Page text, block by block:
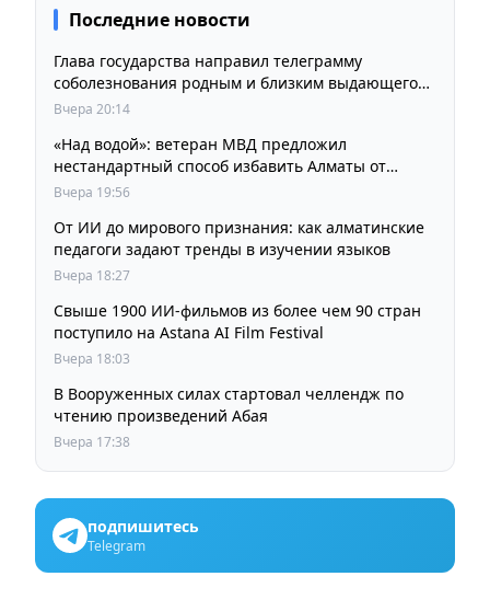
Последние новости
Глава государства направил телеграмму
соболезнования родным и близким выдающегося
кинорежиссера Ардака Амиркулова
Вчера 20:14
«Над водой»: ветеран МВД предложил
нестандартный способ избавить Алматы от
пробок и смога
Вчера 19:56
От ИИ до мирового признания: как алматинские
педагоги задают тренды в изучении языков
Вчера 18:27
Свыше 1900 ИИ-фильмов из более чем 90 стран
поступило на Astana AI Film Festival
Вчера 18:03
В Вооруженных силах стартовал челлендж по
чтению произведений Абая
Вчера 17:38
подпишитесь
Telegram